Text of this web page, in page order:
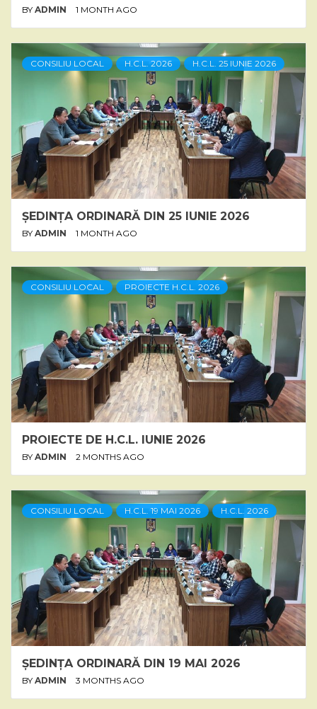
BY ADMIN 1 MONTH AGO
CONSILIU LOCAL H.C.L. 2026 H.C.L. 25 IUNIE 2026
ȘEDINȚA ORDINARĂ DIN 25 IUNIE 2026
BY ADMIN 1 MONTH AGO
CONSILIU LOCAL PROIECTE H.C.L. 2026
PROIECTE DE H.C.L. IUNIE 2026
BY ADMIN 2 MONTHS AGO
CONSILIU LOCAL H.C.L. 19 MAI 2026 H.C.L. 2026
ȘEDINȚA ORDINARĂ DIN 19 MAI 2026
BY ADMIN 3 MONTHS AGO